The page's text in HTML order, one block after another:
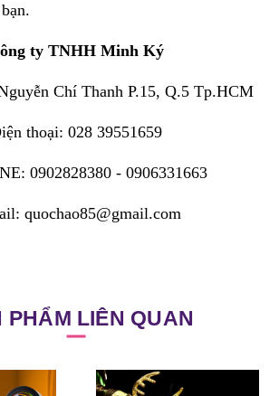
ty TNHH Minh Ký
Chí Thanh P.15, Q.5 Tp.HCM
thoại: 028 39551659
0902828380 - 0906331663
quochao85@gmail.com
PHẨM LIÊN QUAN